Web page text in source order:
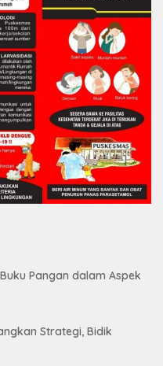
Pangan dalam Aspek
Strategi, Bidik